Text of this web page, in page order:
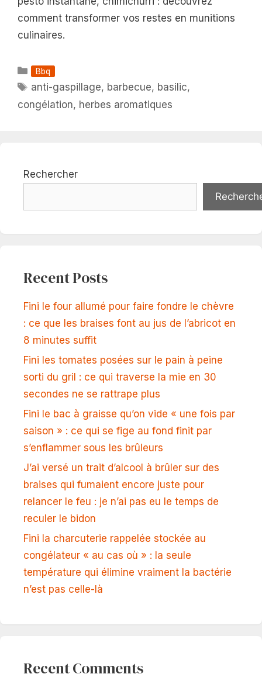
comment transformer vos restes en munitions
culinaires.
Catégories
Bbq
Étiquettes
anti-gaspillage, barbecue, basilic,
congélation, herbes aromatiques
Rechercher
Recent Posts
Fini le four allumé pour faire fondre le chèvre
: ce que les braises font au jus de l’abricot en
8 minutes suffit
Fini les tomates posées sur le pain à peine
sorti du gril : ce qui traverse la mie en 30
secondes ne se rattrape plus
Fini le bac à graisse qu’on vide « une fois par
saison » : ce qui se fige au fond finit par
s’enflammer sous les brûleurs
J’ai versé un trait d’alcool à brûler sur des
braises qui fumaient encore juste pour
relancer le feu : je n’ai pas eu le temps de
reculer le bidon
Fini la charcuterie rappelée stockée au
congélateur « au cas où » : la seule
température qui élimine vraiment la bactérie
n’est pas celle-là
Recent Comments